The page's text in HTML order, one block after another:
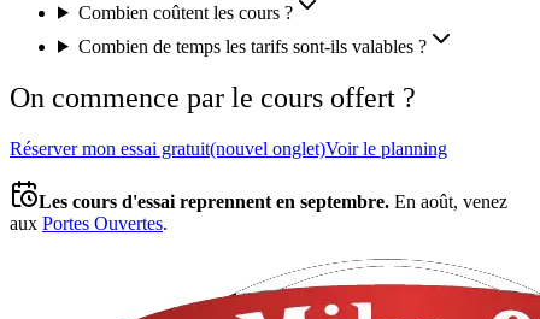
Combien coûtent les cours ?
Combien de temps les tarifs sont-ils valables ?
On commence par le cours offert ?
Réserver mon essai gratuit(nouvel onglet)Voir le planning
Les cours d'essai reprennent en septembre. En août, venez
aux Portes Ouvertes.